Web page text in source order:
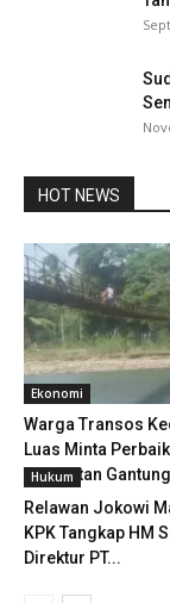
HOT NEWS
Ekonomi
Warga Transos
Luas Minta
Jembatan Gantung
Hukum
Relawan Jokowi
KPK Tangkap HM
Direktur PT...